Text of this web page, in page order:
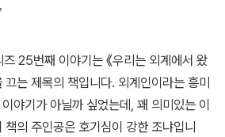
던 쥐죽은 조냐의 맑고 깨끗한 영혼과 맞닥
어 보인다. 자신의 이야기에 귀 기울여 주
며, 자신의 아픔을 어루만지는 조냐를 보
되었기 때문이다. 그 덕분에 쥐죽
용기를 낸다. 그 전까지는 무서워서 도망
제는 어머니를 지키기 위해 아버지 앞에서
25번째 이야기는 《우리는 외계에서 왔
끄는 제목의 책입니다. 외계인이라는 흥미
야기가 아닐까 싶었는데, 꽤 의미있는 이
의 주인공은 호기심이 강한 조냐입니